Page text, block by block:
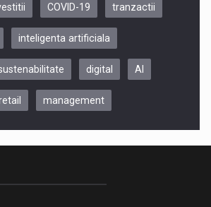
Happen!, CLUJ, 9 Decembrie
COVID-19 tranzactii
inteligenta artificiala
digital AI
management